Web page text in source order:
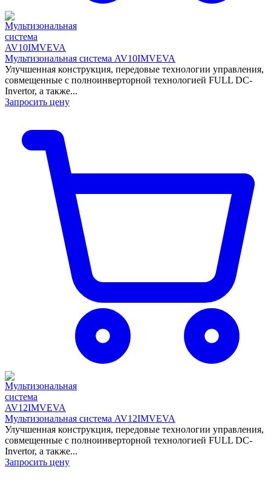
Мультизональная система AV10IMVEVA
Улучшенная конструкция, передовые технологии управления,
совмещенные с полноинверторной технологией FULL DC-
Invertor, а также...
Запросить цену
Мультизональная система AV12IMVEVA
Улучшенная конструкция, передовые технологии управления,
совмещенные с полноинверторной технологией FULL DC-
Invertor, а также...
Запросить цену